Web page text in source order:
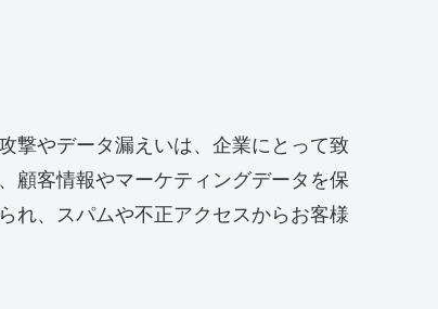
撃やデータ漏えいは、企業にとって致
顧客情報やマーケティングデータを保
れ、スパムや不正アクセスからお客様